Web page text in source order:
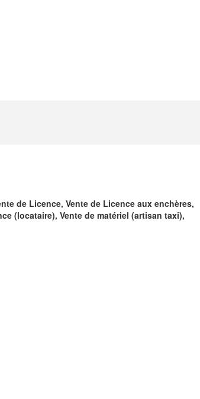
de Licence, Vente de Licence aux enchères,
(locataire), Vente de matériel (artisan taxi),